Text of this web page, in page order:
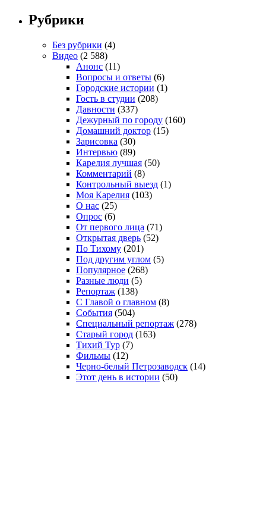
Рубрики
Без рубрики (4)
Видео (2 588)
Анонс (11)
Вопросы и ответы (6)
Городские истории (1)
Гость в студии (208)
Давности (337)
Дежурный по городу (160)
Домашний доктор (15)
Зарисовка (30)
Интервью (89)
Карелия лучшая (50)
Комментарий (8)
Контрольный выезд (1)
Моя Карелия (103)
О нас (25)
Опрос (6)
От первого лица (71)
Открытая дверь (52)
По Тихому (201)
Под другим углом (5)
Популярное (268)
Разные люди (5)
Репортаж (138)
С Главой о главном (8)
События (504)
Специальный репортаж (278)
Старый город (163)
Тихий Тур (7)
Фильмы (12)
Черно-белый Петрозаводск (14)
Этот день в истории (50)